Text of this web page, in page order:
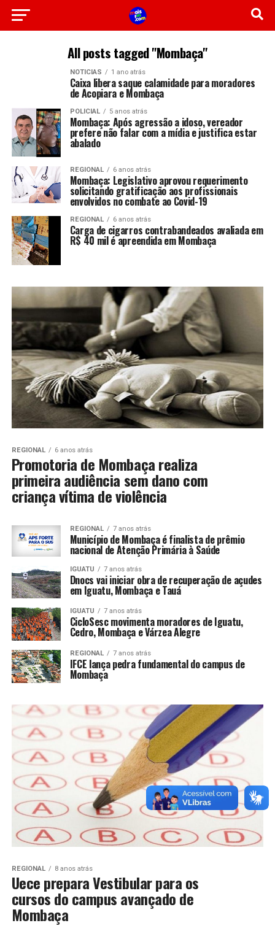
All posts tagged "Mombaça"
NOTICIAS 1 ano atrás
Caixa libera saque calamidade para moradores
de Acopiara e Mombaça
POLICIAL 5 anos atrás
Mombaça: Após agressão a idoso, vereador
prefere não falar com a mídia e justifica estar
abalado
REGIONAL 6 anos atrás
Mombaça: Legislativo aprovou requerimento
solicitando gratificação aos profissionais
envolvidos no combate ao Covid-19
REGIONAL 6 anos atrás
Carga de cigarros contrabandeados avaliada em
R$ 40 mil é apreendida em Mombaça
REGIONAL 6 anos atrás
Promotoria de Mombaça realiza
primeira audiência sem dano com
criança vítima de violência
REGIONAL 7 anos atrás
Município de Mombaça é finalista de prêmio
nacional de Atenção Primária à Saúde
IGUATU 7 anos atrás
Dnocs vai iniciar obra de recuperação de açudes
em Iguatu, Mombaça e Tauá
IGUATU 7 anos atrás
CicloSesc movimenta moradores de Iguatu,
Cedro, Mombaça e Várzea Alegre
REGIONAL 7 anos atrás
IFCE lança pedra fundamental do campus de
Mombaça
REGIONAL 8 anos atrás
Uece prepara Vestibular para os
cursos do campus avançado de
Mombaça